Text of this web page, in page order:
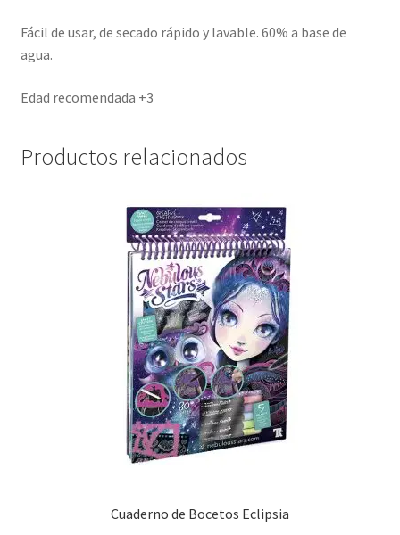
Fácil de usar, de secado rápido y lavable. 60% a base de
agua.
Edad recomendada +3
Productos relacionados
Cuaderno de Bocetos Eclipsia